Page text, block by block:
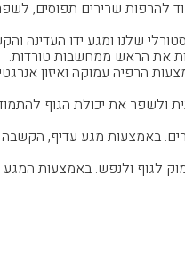
להרפות שרירים תפוסים,
שלנו ומגע ידו
את הראש ממחשבות טורדות.
הרפיה עמוקה ואיזון
ולשפר את יכולת הגוף
באמצעות מגע עדיף,
לגוף ולנפש. באמצעות